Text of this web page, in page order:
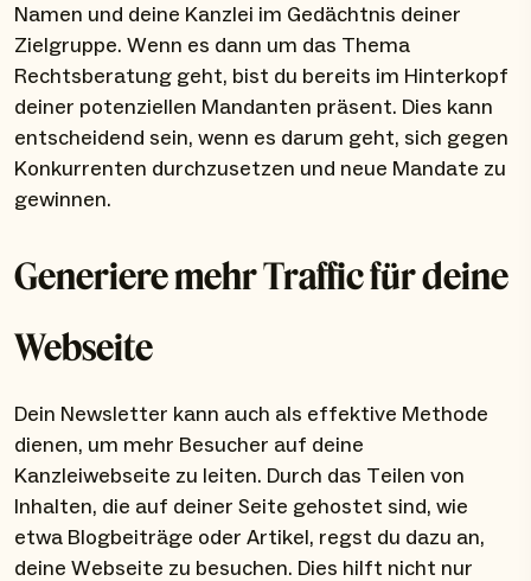
Namen und deine Kanzlei im Gedächtnis deiner
Zielgruppe. Wenn es dann um das Thema
Rechtsberatung geht, bist du bereits im Hinterkopf
deiner potenziellen Mandanten präsent. Dies kann
entscheidend sein, wenn es darum geht, sich gegen
Konkurrenten durchzusetzen und neue Mandate zu
gewinnen.
Generiere mehr Traffic für deine
Webseite
Dein Newsletter kann auch als effektive Methode
dienen, um mehr Besucher auf deine
Kanzleiwebseite zu leiten. Durch das Teilen von
Inhalten, die auf deiner Seite gehostet sind, wie
etwa Blogbeiträge oder Artikel, regst du dazu an,
deine Webseite zu besuchen. Dies hilft nicht nur